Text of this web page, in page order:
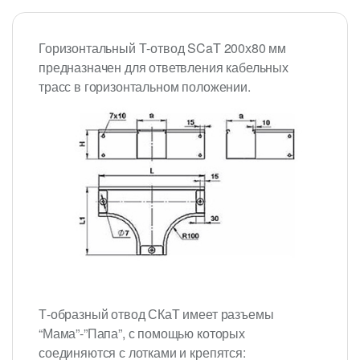
Горизонтальный Т-отвод SCaT 200х80 мм
предназначен для ответвления кабельных
трасс в горизонтальном положении.
Т-образный отвод СКаТ имеет разъемы
“Мама”-”Папа”, с помощью которых
соединяются с лотками и крепятся: